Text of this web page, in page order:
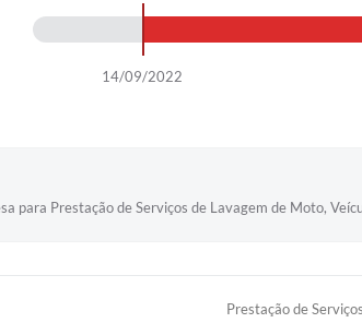
14/09/2022
para Prestação de Serviços de Lavagem de Moto,
Prestação de